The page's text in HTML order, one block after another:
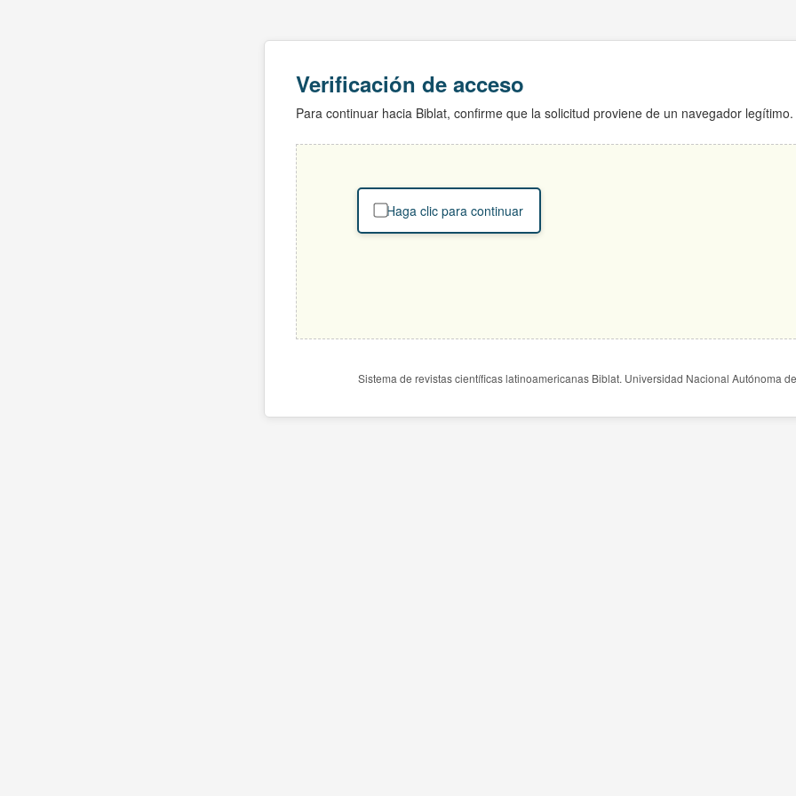
Verificación de acceso
Para continuar hacia Biblat, confirme que la solicitud proviene de un navegador legítimo.
Haga clic para continuar
Sistema de revistas científicas latinoamericanas Biblat. Universidad Nacional Autónoma